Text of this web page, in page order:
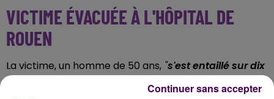
VICTIME ÉVACUÉE À L'HÔPITAL DE
ROUEN
La victime, un homme de 50 ans, "s'est entaillé sur dix
centimètres le tibia
rapport d'intervention. Pris en charge par les
Continuer sans accepter